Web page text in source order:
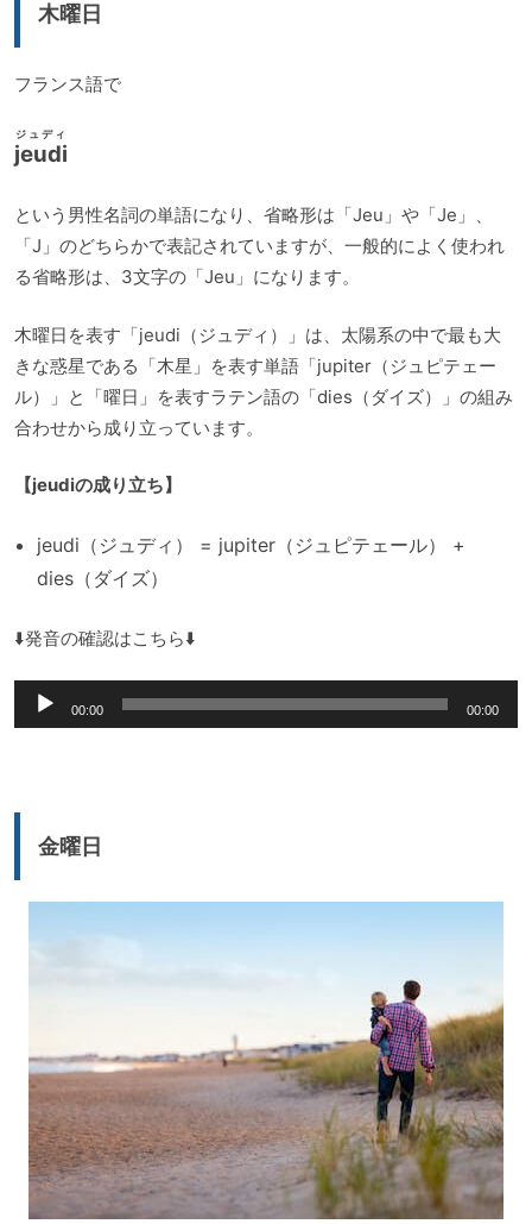
木曜日
フランス語で
jeudi
ジュディ
という男性名詞の単語になり、省略形は「Jeu」や「Je」、
「J」のどちらかで表記されていますが、一般的によく使われ
る省略形は、3文字の「Jeu」になります。
木曜日を表す「jeudi（ジュディ）」は、太陽系の中で最も大
きな惑星である「木星」を表す単語「jupiter（ジュピテェー
ル）」と「曜日」を表すラテン語の「dies（ダイズ）」の組み
合わせから成り立っています。
【jeudiの成り立ち】
jeudi（ジュディ） = jupiter（ジュピテェール） +
dies（ダイズ）
⬇️発音の確認はこちら⬇️
声
ー
00:00 00:00
金曜日